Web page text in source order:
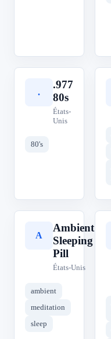
.
.977
80s
États-
Unis
80's
A
Ambient
Sleeping
Pill
États-Unis
ambient
meditation
sleep